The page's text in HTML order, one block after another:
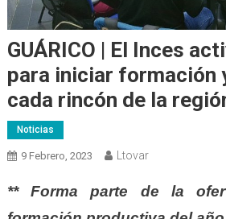
GUÁRICO | El Inces
para iniciar formación
cada rincón de la
Noticias
9 Febrero, 2023 Ltovar
** Forma parte de la